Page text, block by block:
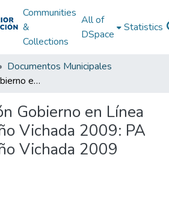
Communities
&
Collections
All of
DSpace
Statistics
Documentos Municipales
Plan de Acción Gobierno en Línea Puerto Carreño Vichada 2009: PA Puerto Carreño Vichada 2009
Gobierno en Línea
Vichada 2009: PA
Vichada 2009